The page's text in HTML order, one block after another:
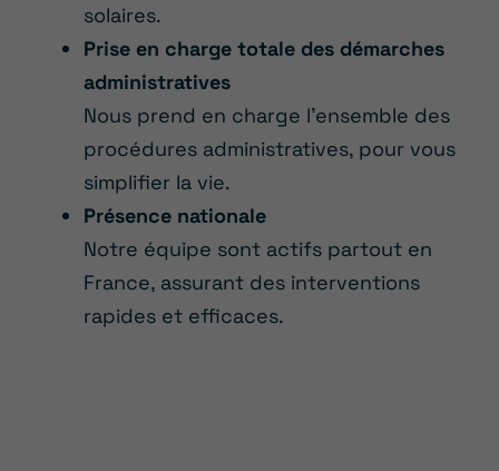
solaires.
Prise en charge totale des démarches
administratives
Nous prend en charge l’ensemble des
procédures administratives, pour vous
simplifier la vie.
Présence nationale
Notre équipe sont actifs partout en
France, assurant des interventions
rapides et efficaces.